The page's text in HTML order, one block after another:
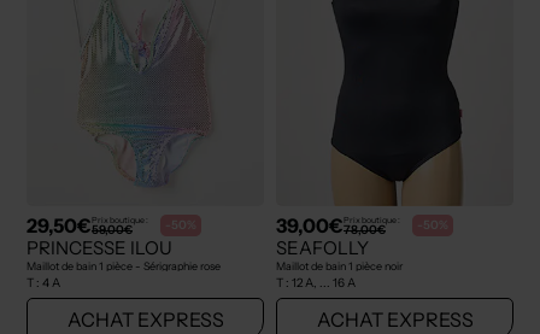
29,50€Prix boutique :
59,00€ -50%
PRINCESSE ILOU
Maillot de bain 1 pièce - Sérigraphie rose
T : 4 A
ACHAT EXPRESS
39,00€Prix boutique :
78,00€ -50%
SEAFOLLY
Maillot de bain 1 pièce noir
T : 12 A, ... 16 A
ACHAT EXPRESS